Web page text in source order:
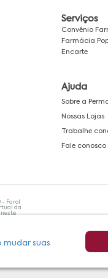
mudar suas
Serviços
Convênio
Farmácia
Encarte
Ajuda
Sobre a
Nossas Lojas
Trabalhe
Fale conosco
- Farol
da
neste
da